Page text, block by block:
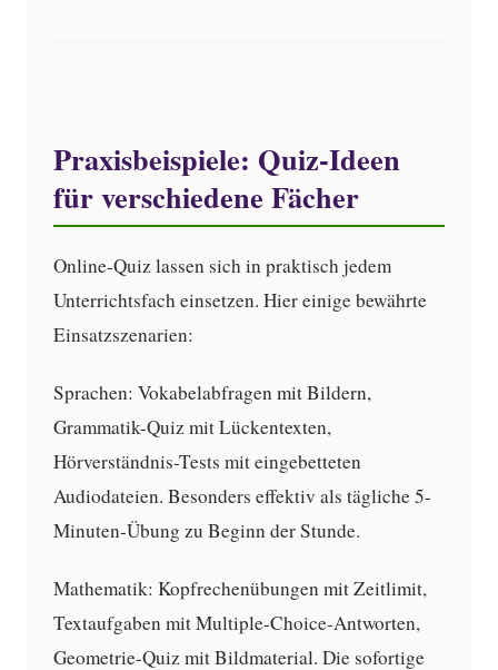
Praxisbeispiele: Quiz-Ideen
für verschiedene Fächer
Online-Quiz lassen sich in praktisch jedem
Unterrichtsfach einsetzen. Hier einige bewährte
Einsatzszenarien:
Sprachen: Vokabelabfragen mit Bildern,
Grammatik-Quiz mit Lückentexten,
Hörverständnis-Tests mit eingebetteten
Audiodateien. Besonders effektiv als tägliche 5-
Minuten-Übung zu Beginn der Stunde.
Mathematik: Kopfrechenübungen mit Zeitlimit,
Textaufgaben mit Multiple-Choice-Antworten,
Geometrie-Quiz mit Bildmaterial. Die sofortige